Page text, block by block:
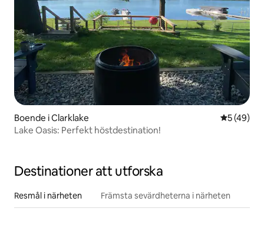
Boende i Clarklake 5 av 5 i
5 (49)
Lake Oasis: Perfekt höstdestination!
Destinationer att utforska
Resmål i närheten Främsta sevärdheterna i närheten